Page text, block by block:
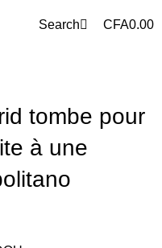
Search CFA0.00
tombe pour
à une